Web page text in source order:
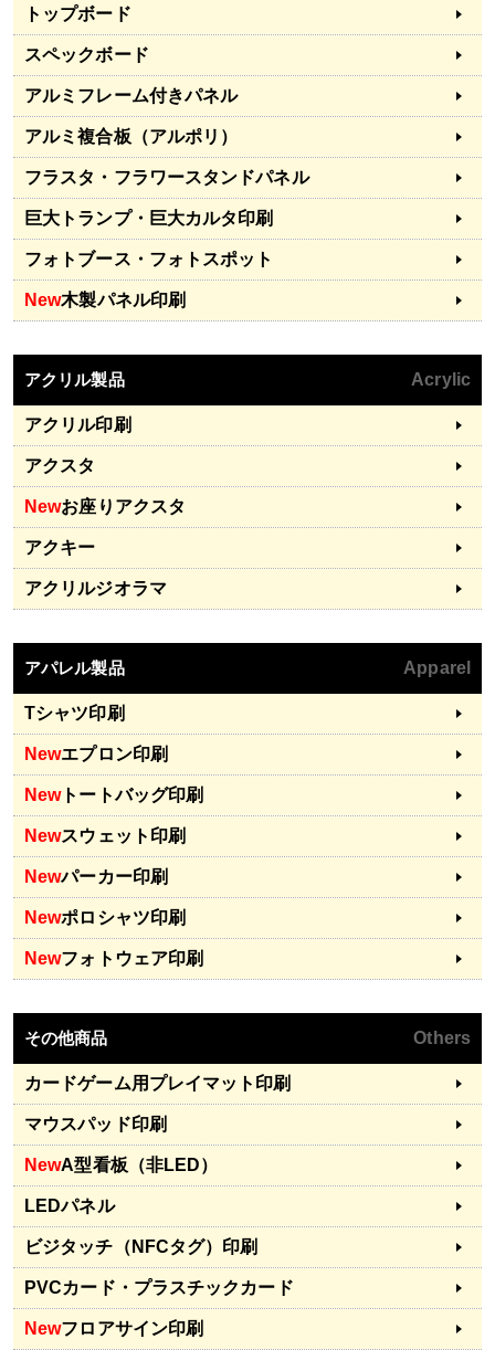
トップボード
スペックボード
アルミフレーム付きパネル
アルミ複合板（アルポリ）
フラスタ・フラワースタンドパネル
巨大トランプ・巨大カルタ印刷
フォトブース・フォトスポット
New木製パネル印刷
アクリル製品 Acrylic
アクリル印刷
アクスタ
Newお座りアクスタ
アクキー
アクリルジオラマ
アパレル製品 Apparel
Tシャツ印刷
Newエプロン印刷
Newトートバッグ印刷
Newスウェット印刷
Newパーカー印刷
Newポロシャツ印刷
Newフォトウェア印刷
その他商品 Others
カードゲーム用プレイマット印刷
マウスパッド印刷
NewA型看板（非LED）
LEDパネル
ビジタッチ（NFCタグ）印刷
PVCカード・プラスチックカード
Newフロアサイン印刷